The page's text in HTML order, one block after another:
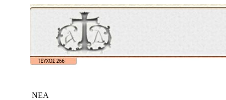
ΝΕΑ